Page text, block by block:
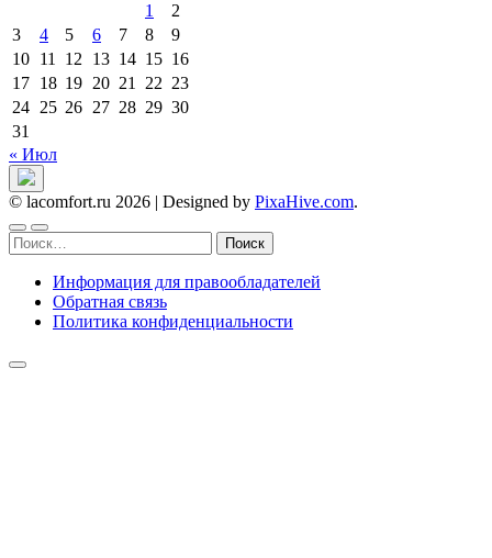
1
2
3
4 5 6 7 8
9
10 11 12 13 14 15 16
17 18 19 20 21 22 23
24 25 26 27 28 29 30
31
« Июл
© lacomfort.ru 2026 | Designed by PixaHive.com.
Найти:
Информация для правообладателей
Обратная связь
Политика конфиденциальности